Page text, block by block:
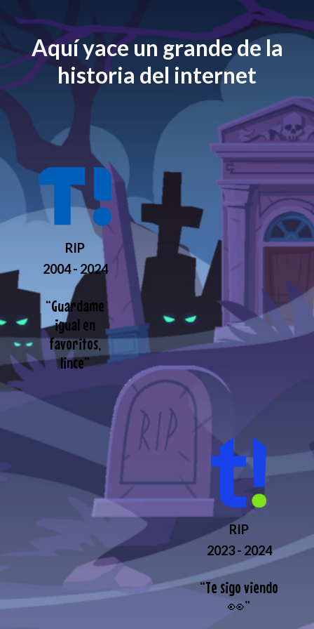
Aquí yace un grande de la
historia del internet
RIP
2004 - 2024
“Guardame
igual en
favoritos,
lince”
RIP
2023 - 2024
“Te sigo viendo
👀”